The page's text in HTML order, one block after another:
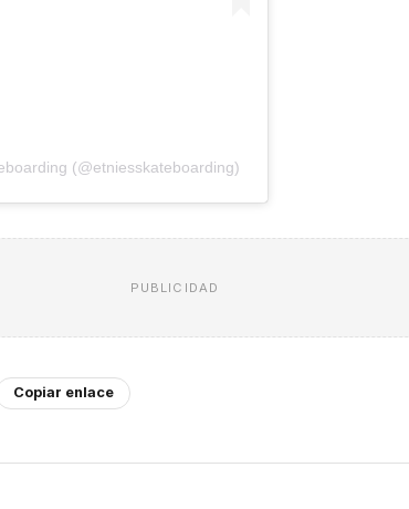
(@etniesskateboarding)
PUBLICIDAD
Copiar enlace